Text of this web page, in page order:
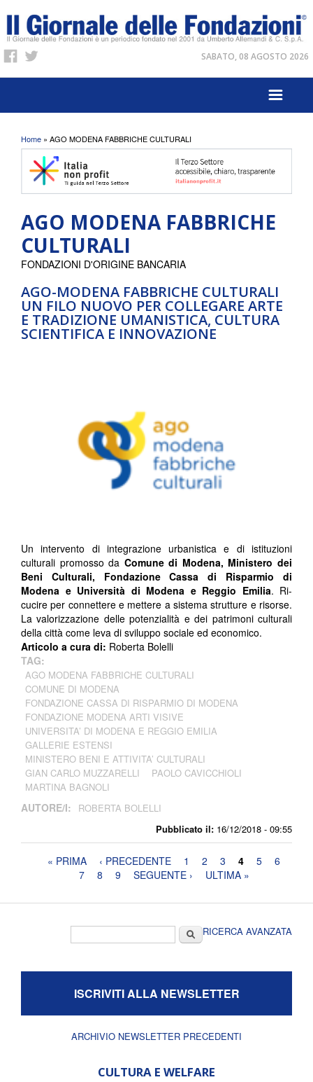
SABATO, 08 AGOSTO 2026
Tu sei qui
Home » AGO MODENA FABBRICHE CULTURALI
AGO MODENA FABBRICHE
CULTURALI
AGO-MODENA FABBRICHE CULTURALI
UN FILO NUOVO PER COLLEGARE ARTE
E TRADIZIONE UMANISTICA, CULTURA
SCIENTIFICA E INNOVAZIONE
Pubblicato il: 16/12/2018 - 09:55
FONDAZIONI D'ORIGINE BANCARIA
Un intervento di integrazione urbanistica e di istituzioni
culturali promosso da Comune di Modena, Ministero dei
Beni Culturali, Fondazione Cassa di Risparmio di
Modena e Università di Modena e Reggio Emilia. Ri-
cucire per connettere e mettere a sistema strutture e risorse.
La valorizzazione delle potenzialità e dei patrimoni culturali
della città come leva di sviluppo sociale ed economico.
Articolo a cura di: Roberta Bolelli
TAG:
AGO MODENA FABBRICHE CULTURALI
COMUNE DI MODENA
FONDAZIONE CASSA DI RISPARMIO DI MODENA
FONDAZIONE MODENA ARTI VISIVE
UNIVERSITA’ DI MODENA E REGGIO EMILIA
GALLERIE ESTENSI
MINISTERO BENI E ATTIVITA’ CULTURALI
GIAN CARLO MUZZARELLI
PAOLO CAVICCHIOLI
MARTINA BAGNOLI
AUTORE/I: ROBERTA BOLELLI
Pagine« PRIMA ‹ PRECEDENTE 1 2 3 4 5
6
7
8 9 SEGUENTE › ULTIMA »
CercaRICERCA AVANZATA
ISCRIVITI ALLA NEWSLETTER
ARCHIVIO NEWSLETTER PRECEDENTI
CULTURA E WELFARE